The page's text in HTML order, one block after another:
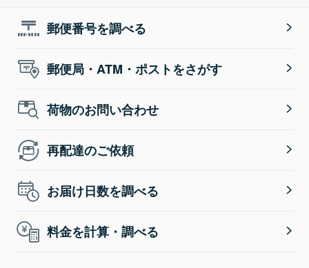
郵便番号を調べる
郵便局・ATM・ポストをさがす
荷物のお問い合わせ
再配達のご依頼
お届け日数を調べる
料金を計算・調べる